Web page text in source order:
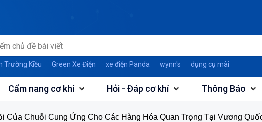
Trường Kiều Green Xe Điện xe điện Panda wynn's dụng cụ mài
Cẩm nang cơ khí Hỏi - Đáp cơ khí Thông Báo
Của Chuỗi Cung Ứng Cho Các Hàng Hóa Quan Trọng Tại Vương